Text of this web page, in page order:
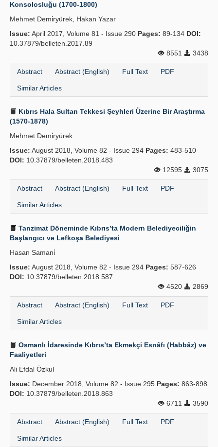
Konsolosluğu (1700-1800)
Mehmet Demi̇ryürek, Hakan Yazar
Issue: April 2017, Volume 81 - Issue 290 Pages: 89-134 DOI:
10.37879/belleten.2017.89
8551
3438
Abstract Abstract (English) Full Text PDF
Similar Articles
Kıbrıs Hala Sultan Tekkesi Şeyhleri Üzerine Bir Araştırma
(1570-1878)
Mehmet Demi̇ryürek
Issue: August 2018, Volume 82 - Issue 294 Pages: 483-510
DOI: 10.37879/belleten.2018.483
12595
3075
Abstract Abstract (English) Full Text PDF
Similar Articles
Tanzimat Döneminde Kıbrıs’ta Modern Belediyeciliğin
Başlangıcı ve Lefkoşa Belediyesi
Hasan Samani̇
Issue: August 2018, Volume 82 - Issue 294 Pages: 587-626
DOI: 10.37879/belleten.2018.587
4520
2869
Abstract Abstract (English) Full Text PDF
Similar Articles
Osmanlı İdaresinde Kıbrıs’ta Ekmekçi Esnâfı (Habbâz) ve
Faaliyetleri
Ali Efdal Özkul
Issue: December 2018, Volume 82 - Issue 295 Pages: 863-898
DOI: 10.37879/belleten.2018.863
6711
3590
Abstract Abstract (English) Full Text PDF
Similar Articles